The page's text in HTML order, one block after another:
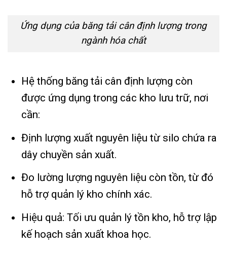
Ứng dụng của băng tải cân định lượng trong
ngành hóa chất
Hệ thống băng tải cân định lượng còn
được ứng dụng trong các kho lưu trữ, nơi
cần:
Định lượng xuất nguyên liệu từ silo chứa ra
dây chuyền sản xuất.
Đo lường lượng nguyên liệu còn tồn, từ đó
hỗ trợ quản lý kho chính xác.
Hiệu quả: Tối ưu quản lý tồn kho, hỗ trợ lập
kế hoạch sản xuất khoa học.